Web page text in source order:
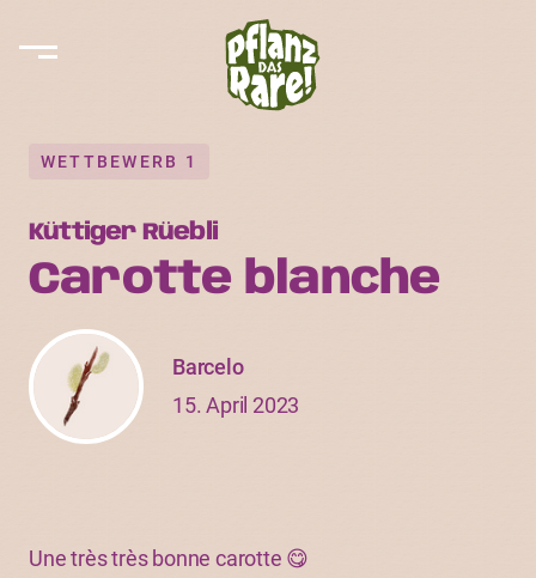
WETTBEWERB 1
Küttiger Rüebli
Carotte blanche
Barcelo
15. April 2023
Une très très bonne carotte 😋